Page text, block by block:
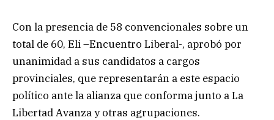
Con la presencia de 58 convencionales sobre un
total de 60, Eli –Encuentro Liberal-, aprobó por
unanimidad a sus candidatos a cargos
provinciales, que representarán a este espacio
político ante la alianza que conforma junto a La
Libertad Avanza y otras agrupaciones.